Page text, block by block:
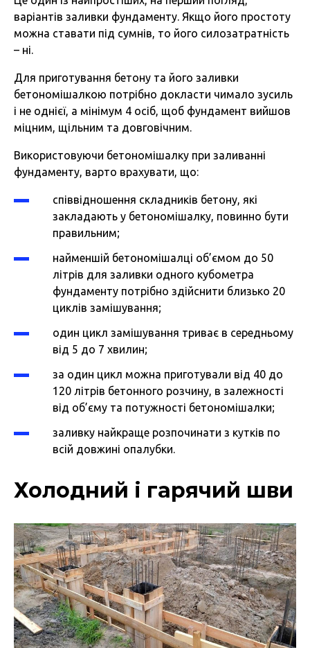
варіантів заливки фундаменту. Якщо його простоту
можна ставати під сумнів, то його силозатратність
– ні.
Для приготування бетону та його заливки
бетономішалкою потрібно докласти чимало зусиль
і не однієї, а мінімум 4 осіб, щоб фундамент вийшов
міцним, щільним та довговічним.
Використовуючи бетономішалку при заливанні
фундаменту, варто врахувати, що:
співвідношення складників бетону, які
закладають у бетономішалку, повинно бути
правильним;
найменшій бетономішалці об’ємом до 50
літрів для заливки одного кубометра
фундаменту потрібно здійснити близько 20
циклів замішування;
один цикл замішування триває в середньому
від 5 до 7 хвилин;
за один цикл можна приготували від 40 до
120 літрів бетонного розчину, в залежності
від об’єму та потужності бетономішалки;
заливку найкраще розпочинати з кутків по
всій довжині опалубки.
Холодний і гарячий шви